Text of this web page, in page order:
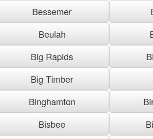
Bessemer
Beulah
Big Rapids
Big Timber
Binghamton
Bisbee